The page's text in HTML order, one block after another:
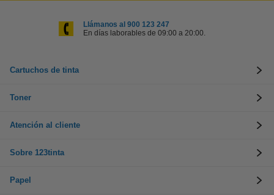
Llámanos al 900 123 247
En días laborables de 09:00 a 20:00.
Cartuchos de tinta
Toner
Atención al cliente
Sobre 123tinta
Papel